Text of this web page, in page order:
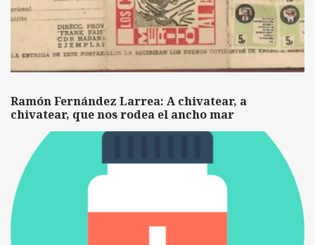
Ramón Fernández Larrea: A chivatear, a
chivatear, que nos rodea el ancho mar